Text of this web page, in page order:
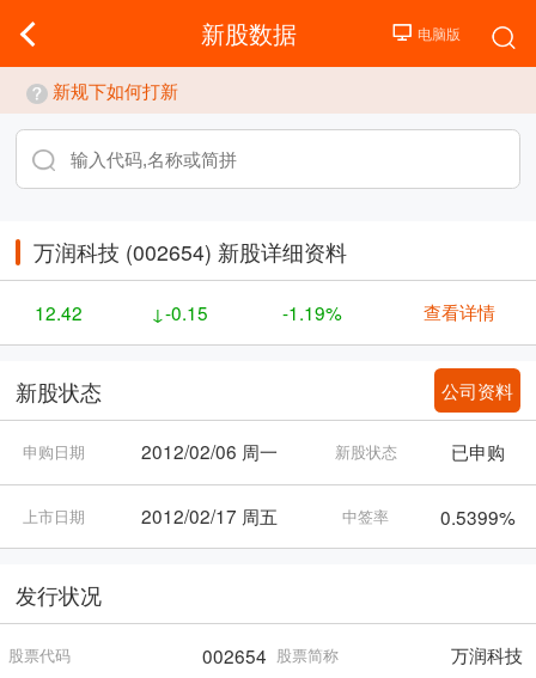
新股数据
新规下如何打新
万润科技 (002654) 新股详细资料
12.42 ↓-0.15 -1.19% 查看详情
新股状态 公司资料
申购日期 2012/02/06 周一 新股状态 已申购
上市日期 2012/02/17 周五 中签率 0.5399%
发行状况
股票代码 002654 股票简称 万润科技